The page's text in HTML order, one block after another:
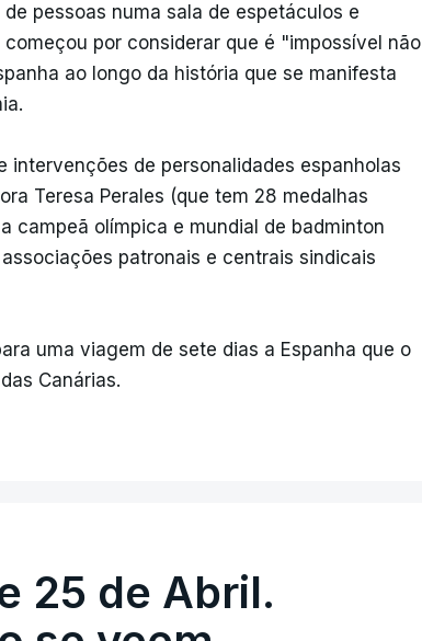
pessoas numa sala de espetáculos e
por considerar que é "impossível não
ao longo da história que se manifesta
de personalidades espanholas
Teresa Perales (que tem 28 medalhas
campeã olímpica e mundial de badminton
patronais e centrais sindicais
uma viagem de sete dias a Espanha que o
Canárias.
25 de Abril.